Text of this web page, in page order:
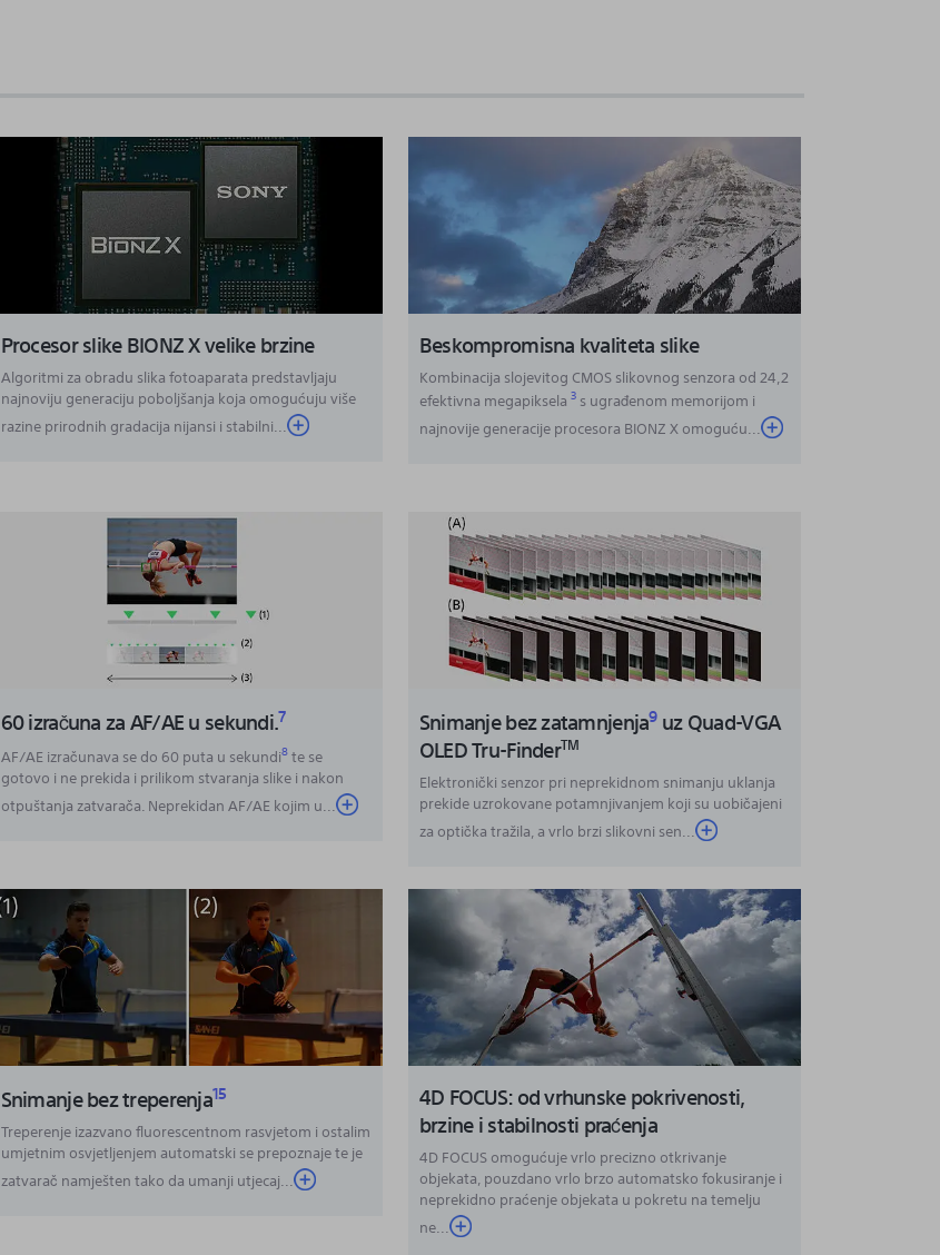
Procesor slike BIONZ X velike brzine
Algoritmi za obradu slika fotoaparata predstavljaju
najnoviju generaciju poboljšanja koja omogućuju više
razine prirodnih gradacija nijansi i stabilni...
Beskompromisna kvaliteta slike
Kombinacija slojevitog CMOS slikovnog senzora od 24,2
efektivna megapiksela3s ugrađenom memorijom i
najnovije generacije procesora BIONZ X omoguću...
60 izračuna za AF/AE u sekundi.7
AF/AE izračunava se do 60 puta u sekundi8te se
gotovo i ne prekida i prilikom stvaranja slike i nakon
otpuštanja zatvarača. Neprekidan AF/AE kojim u...
Snimanje bez zatamnjenja9uz Quad-VGA
OLED Tru-FinderTM
Elektronički senzor pri neprekidnom snimanju uklanja
prekide uzrokovane potamnjivanjem koji su uobičajeni
za optička tražila, a vrlo brzi slikovni sen...
Snimanje bez treperenja15
Treperenje izazvano fluorescentnom rasvjetom i ostalim
umjetnim osvjetljenjem automatski se prepoznaje te je
zatvarač namješten tako da umanji utjecaj...
4D FOCUS: od vrhunske pokrivenosti,
brzine i stabilnosti praćenja
4D FOCUS omogućuje vrlo precizno otkrivanje
objekata, pouzdano vrlo brzo automatsko fokusiranje i
neprekidno praćenje objekata u pokretu na temelju
ne...